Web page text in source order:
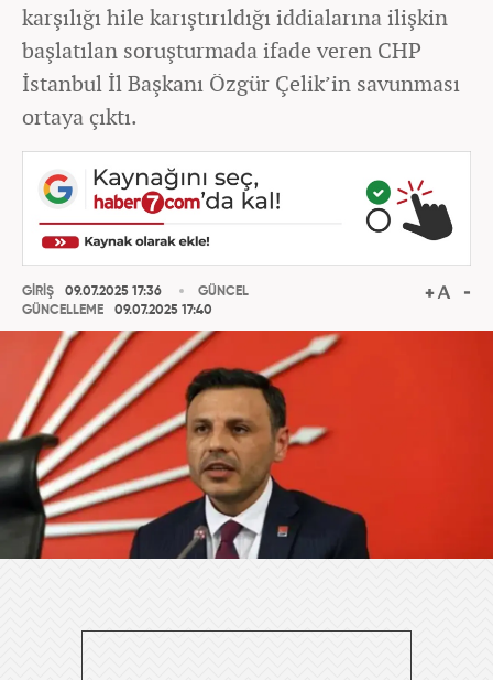
karşılığı hile karıştırıldığı iddialarına ilişkin
başlatılan soruşturmada ifade veren CHP
İstanbul İl Başkanı Özgür Çelik’in savunması
ortaya çıktı.
GİRİŞ
09.07.2025 17:36
GÜNCELLEME
09.07.2025 17:40
GÜNCEL